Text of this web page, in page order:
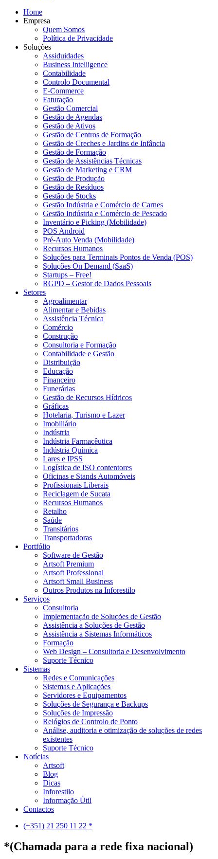
Home
Empresa
Quem Somos
Política de Privacidade
Soluções
Assiduidades
Business Intelligence
Contabilidade
Controlo Documental
E-Commerce
Faturação
Gestão Comercial
Gestão de Agendas
Gestão de Ativos
Gestão de Centros de Formação
Gestão de Creches e Jardins de Infância
Gestão de Formação
Gestão de Assistências Técnicas
Gestão de Marketing e CRM
Gestão de Produção
Gestão de Resíduos
Gestão de Stocks
Gestão Indústria e Comércio de Carnes
Gestão Indústria e Comércio de Pescado
Inventário e Picking (Mobilidade)
POS Android
Pré-Auto Venda (Mobilidade)
Recursos Humanos
Soluções para Terminais Pontos de Venda (POS)
Soluções On Demand (SaaS)
Startups – Free!
RGPD – Gestor de Dados Pessoais
Setores
Agroalimentar
Alimentar e Bebidas
Assistência Técnica
Comércio
Construção
Consultoria e Formação
Contabilidade e Gestão
Distribuição
Educação
Financeiro
Funerárias
Gestão de Recursos Hídricos
Gráficas
Hotelaria, Turismo e Lazer
Imobiliário
Indústria
Indústria Farmacêutica
Indústria Química
Lares e IPSS
Logística de ISO contentores
Oficinas e Stands Automóveis
Profissionais Liberais
Reciclagem de Sucata
Recursos Humanos
Retalho
Saúde
Transitários
Transportadoras
Portfólio
Software de Gestão
Artsoft Premium
Artsoft Professional
Artsoft Small Business
Outros Produtos na Inforestilo
Serviços
Consultoria
Implementação de Soluções de Gestão
Assistência a Soluções de Gestão
Assistência a Sistemas Informáticos
Formação
Web Design – Consultoria e Desenvolvimento
Suporte Técnico
Sistemas
Redes e Comunicações
Sistemas e Aplicações
Servidores e Equipamentos
Soluções de Segurança e Backups
Soluções de Impressão
Relógios de Controlo de Ponto
Análise, auditoria e otimização de soluções de redes
existentes
Suporte Técnico
Notícias
Artsoft
Blog
Dicas
Inforestilo
Informação Útil
Contactos
(+351) 21 250 11 22 *
*(Chamada para a rede fixa nacional)